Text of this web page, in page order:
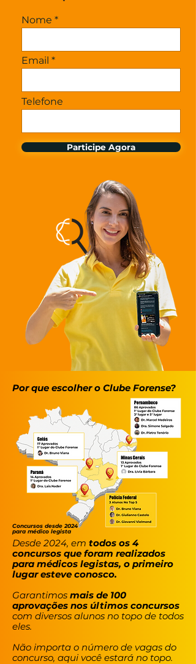
Nome
Email
Telefone
Participe Agora
Concursos desde 2024
para médico legista
Por que escolher o Clube Forense?
Desde 2024, em todos os 4
concursos que foram realizados
para médicos legistas, o primeiro
lugar esteve conosco.
Garantimos mais de 100
aprovações nos últimos concursos
com diversos alunos no topo de todos
eles.
Não importa o número de vagas do
concurso, aqui você estará no topo.